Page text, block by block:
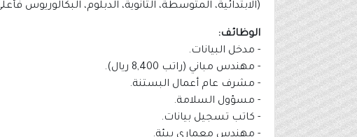
(الابتدائية، المتوسطة، الثانوية، الدبلوم،
الوظائف:
- مدخل البيانات.
- مهندس مباني (راتب 8,400 ريال).
- مشرف عام أعمال البستنة.
- مسؤول السلامة.
- كاتب تسجيل بيانات.